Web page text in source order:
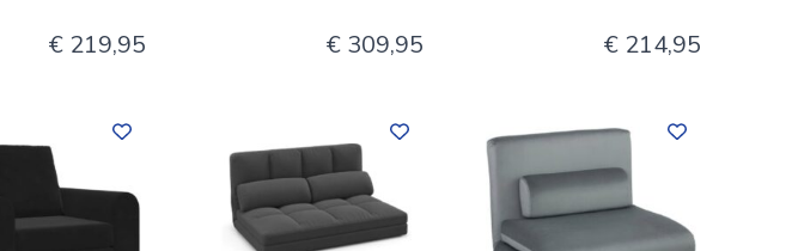
€ 219,95 € 309,95 € 214,95